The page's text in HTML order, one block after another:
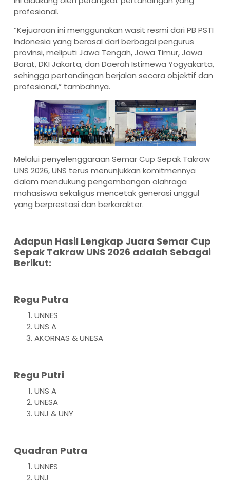
profesional.
“Kejuaraan ini menggunakan wasit resmi dari PB PSTI
Indonesia yang berasal dari berbagai pengurus
provinsi, meliputi Jawa Tengah, Jawa Timur, Jawa
Barat, DKI Jakarta, dan Daerah Istimewa Yogyakarta,
sehingga pertandingan berjalan secara objektif dan
profesional,” tambahnya.
Melalui penyelenggaraan Semar Cup Sepak Takraw
UNS 2026, UNS terus menunjukkan komitmennya
dalam mendukung pengembangan olahraga
mahasiswa sekaligus mencetak generasi unggul
yang berprestasi dan berkarakter.
Adapun Hasil Lengkap Juara Semar Cup
Sepak Takraw UNS 2026 adalah Sebagai
Berikut:
Regu Putra
UNNES
UNS A
AKORNAS & UNESA
Regu Putri
UNS A
UNESA
UNJ & UNY
Quadran Putra
UNNES
UNJ